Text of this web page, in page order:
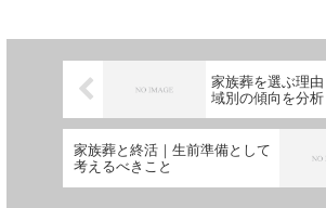
家族葬を選ぶ理
域別の傾向を分析
家族葬と終活｜生前準備として
考えるべきこと